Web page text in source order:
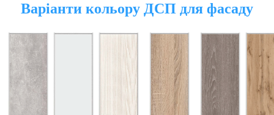
Варіанти кольору ДСП для фасаду